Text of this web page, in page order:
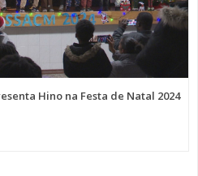
Hino na Festa de Natal 2024